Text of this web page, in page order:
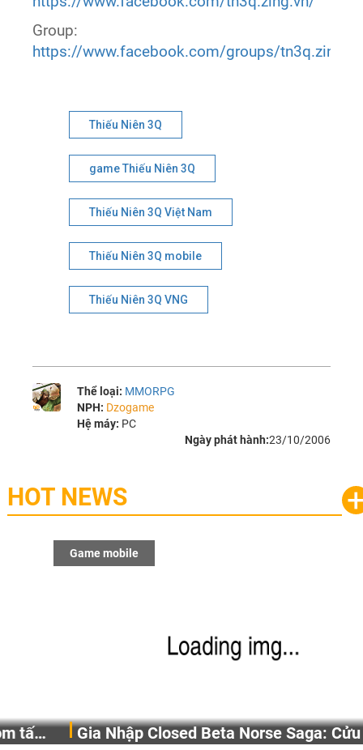
Group:
https://www.facebook.com/groups/
Thiếu Niên 3Q
game Thiếu Niên 3Q
Thiếu Niên 3Q Việt Nam
Thiếu Niên 3Q mobile
Thiếu Niên 3Q VNG
Thể loại: MMORPG
NPH: Dzogame
Hệ máy: PC
Ngày phát hành:23/10/2006
HOT NEWS
Game mobile
Gia Nhập Closed Beta Norse Saga: Cửu Giới